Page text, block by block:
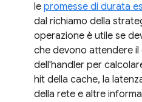
le promesse di durata
dal richiamo della
operazione è utile se
che devono attendere
dell'handler per
hit della cache, la
della rete e altre